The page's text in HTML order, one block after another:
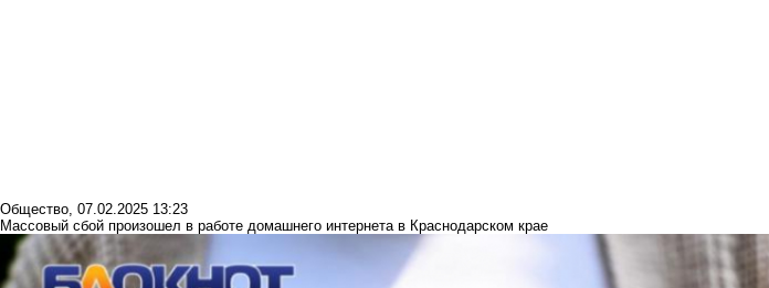
Общество, 07.02.2025 13:23
Массовый сбой произошел в работе домашнего интернета в Краснодарском крае